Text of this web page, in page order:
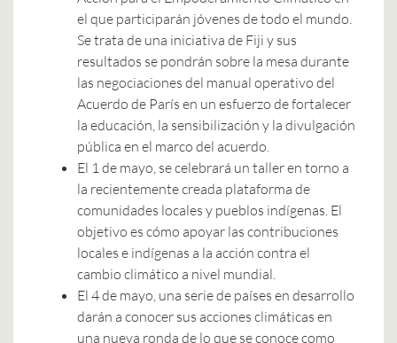
el que participarán jóvenes de todo el mundo.
Se trata de una iniciativa de Fiji y sus
resultados se pondrán sobre la mesa durante
las negociaciones del manual operativo del
Acuerdo de París en un esfuerzo de fortalecer
la educación, la sensibilización y la divulgación
pública en el marco del acuerdo.
El 1 de mayo, se celebrará un taller en torno a
la recientemente creada plataforma de
comunidades locales y pueblos indígenas. El
objetivo es cómo apoyar las contribuciones
locales e indígenas a la acción contra el
cambio climático a nivel mundial.
El 4 de mayo, una serie de países en desarrollo
darán a conocer sus acciones climáticas en
una nueva ronda de lo que se conoce como